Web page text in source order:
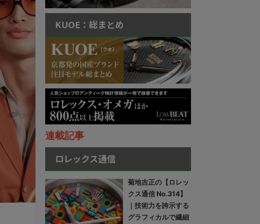
KUOE：総まとめ
連載記事
ロレックス通信
菊地吉正の【ロレッ
クス通信 No.314】
｜技術力を誇示する
グラフィカルで繊細